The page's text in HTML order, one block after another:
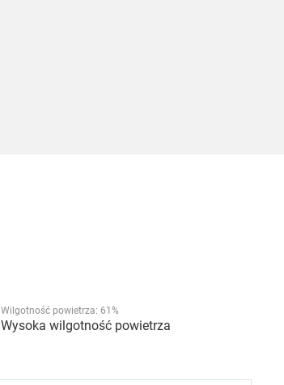
Wilgotność powietrza: 61 %
Wysoka wilgotność powietrza